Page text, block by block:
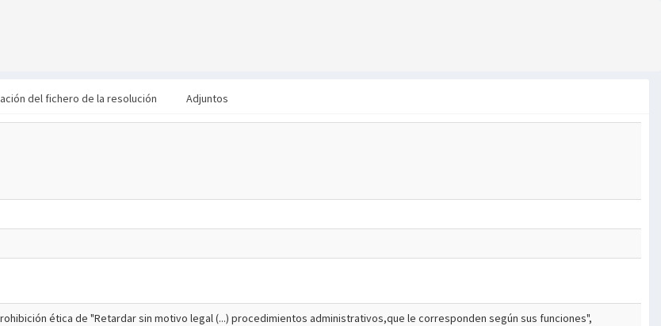
del fichero de la resolución Adjuntos
ética de "Retardar sin motivo legal (...) procedimientos administrativos,que le corresponden según sus funciones",